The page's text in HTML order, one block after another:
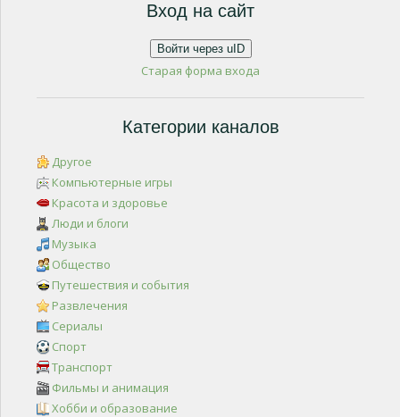
Вход на сайт
Войти через uID
Старая форма входа
Категории каналов
Другое
Компьютерные игры
Красота и здоровье
Люди и блоги
Музыка
Общество
Путешествия и события
Развлечения
Сериалы
Спорт
Транспорт
Фильмы и анимация
Хобби и образование